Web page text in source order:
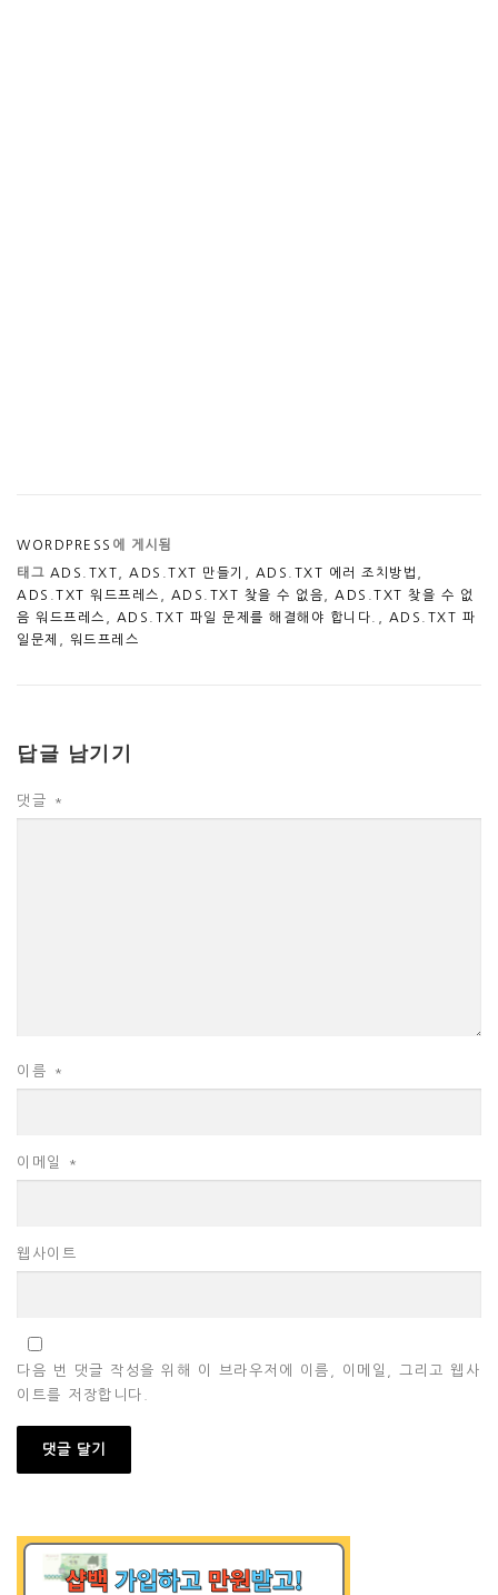
WORDPRESS 에 게시됨
태그 ADS.TXT ADS.TXT 만들기 ADS.TXT 에러 조치방법
ADS.TXT 워드프레스
ADS.TXT 찾을 수 없음
ADS.TXT 찾을 수 없
음 워드프레스
ADS.TXT 파일 문제를 해결해야 합니다.
ADS.TXT 파
일문제
워드프레스
답글 남기기
댓글 *
이름 *
이메일 *
웹사이트
다음 번 댓글 작성을 위해 이 브라우저에 이름, 이메일, 그리고 웹사
이트를 저장합니다.